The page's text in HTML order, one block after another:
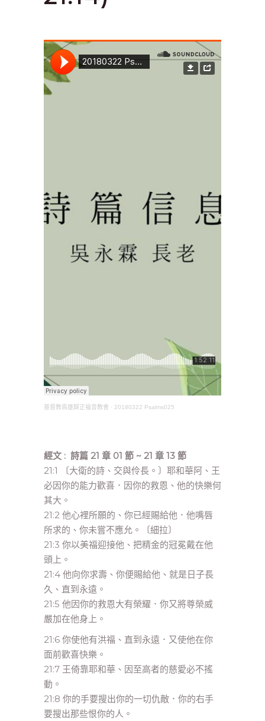
基督教高雄歸正福音教會 · 20180322 Psalms025
經文 : 詩篇 21 章 01 節 ~ 21 章 13 節
21:1 〔大衛的詩、交與伶長。〕耶和華阿、王
必因你的能力歡喜．因你的救恩、他的快樂何
其大。
21:2 他心裡所願的、你已經賜給他．他嘴唇
所求的、你未嘗不應允。〔細拉〕
21:3 你以美福迎接他、把精金的冠冕戴在他
頭上。
21:4 他向你求壽、你便賜給他、就是日子長
久、直到永遠。
21:5 他因你的救恩大有榮耀．你又將尊榮威
嚴加在他身上。
21:6 你使他有洪福、直到永遠．又使他在你
面前歡喜快樂。
21:7 王倚靠耶和華、因至高者的慈愛必不搖
動。
21:8 你的手要搜出你的一切仇敵．你的右手
要搜出那些恨你的人。